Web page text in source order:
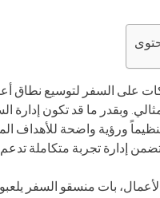
على السفر لتوسيع نطاق
وبقدر ما قد تكون إدارة
ورؤية واضحة
إدارة تجربة متكاملة
الأعمال، بات منسقو السفر